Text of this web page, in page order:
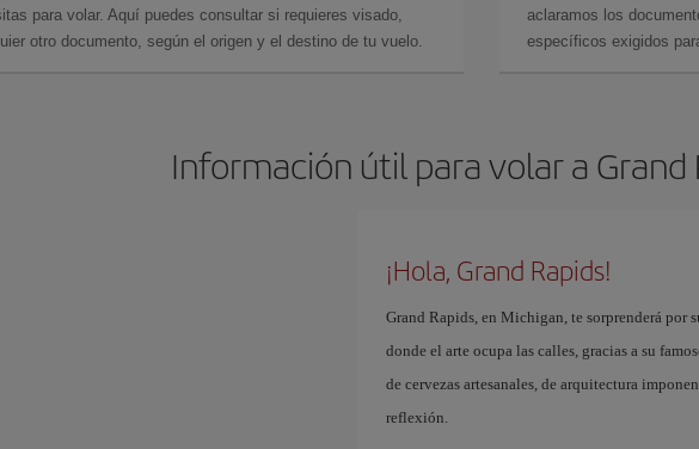
para volar. Aquí puedes consultar si requieres visado,
otro documento, según el origen y el destino de tu vuelo.
aclaramos los
específicos exigidos
Información útil para volar a Grand
¡Hola, Grand Rapids!
Grand Rapids, en Michigan, te sorprenderá por
donde el arte ocupa las calles, gracias a su
de cervezas artesanales, de arquitectura
reflexión.